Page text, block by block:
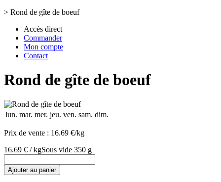
> Rond de gîte de boeuf
Accès direct
Commander
Mon compte
Contact
Rond de gîte de boeuf
lun. mar. mer. jeu. ven. sam. dim.
Prix de vente : 16.69 €/kg
16.69 € / kgSous vide 350 g
Ajouter au panier